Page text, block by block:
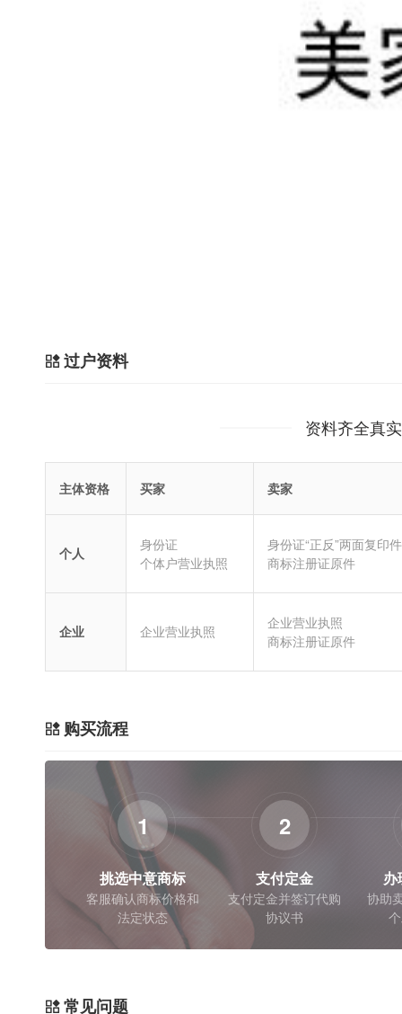
过户资料
资料齐全真
主体资格 买家 卖家
个人
身份证
个体户营业执照
身份证“正反”两面复印件
商标注册证原件
企业 企业营业执照
企业营业执照
商标注册证原件
购买流程
1
挑选中意商标
客服确认商标价格和
法定状态
2
支付定金
支付定金并签订代购
协议书
办
协助
常见问题